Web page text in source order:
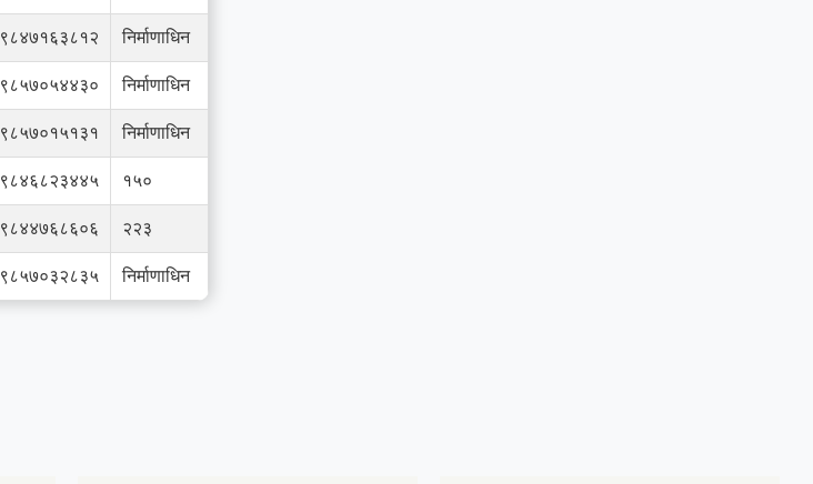
९८४७१६३८१२ निर्माणाधिन
९८५७०५४४३० निर्माणाधिन
९८५७०१५१३१ निर्माणाधिन
९८४६८२३४४५ १५०
९८४४७६८६०६ २२३
९८५७०३२८३५ निर्माणाधिन